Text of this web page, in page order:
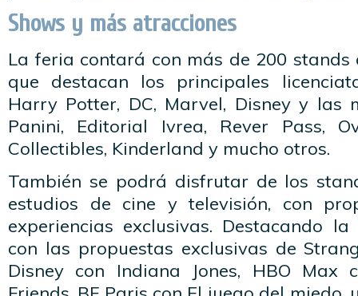
Shows y más atracciones
La feria contará con más de 200 stands
que destacan los principales
Harry Potter, DC, Marvel, Disney y las
Panini, Editorial Ivrea, Rever Pass,
Collectibles, Kinderland y mucho otros.
También se podrá disfrutar de los
estudios de cine y televisión, con
experiencias exclusivas. Destacando
con las propuestas exclusivas de
Disney con Indiana Jones, HBO